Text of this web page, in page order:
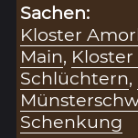
Sachen:
Kloster
Main,
Schlüchtern,
Schenkung